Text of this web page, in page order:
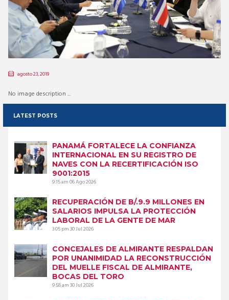
agosto 23, 2019
No image description ...
LATEST POSTS
PANAMÁ FORTALECE LA CONFIANZA
INTERNACIONAL EN SU REGISTRO DE
NAVES CON LA RECERTIFICACIÓN ISO
9001:2015
9:15 am06 Ago 2026
RECUPERACIÓN DE B/.9.9 MILLONES EN
SALARIOS IMPULSA LA PROTECCIÓN
LABORAL DE LA GENTE DE MAR
3:05 pm30 Jul 2026
CONCEJALES DE ALMIRANTE RESPALDAN
POR UNANIMIDAD LA RECONSTRUCCIÓN
DEL MUELLE FISCAL DE ALMIRANTE,
BOCAS DEL TORO
9:58 am30 Jul 2026